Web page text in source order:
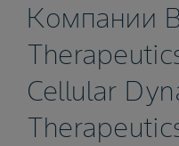
Компании
Cellular